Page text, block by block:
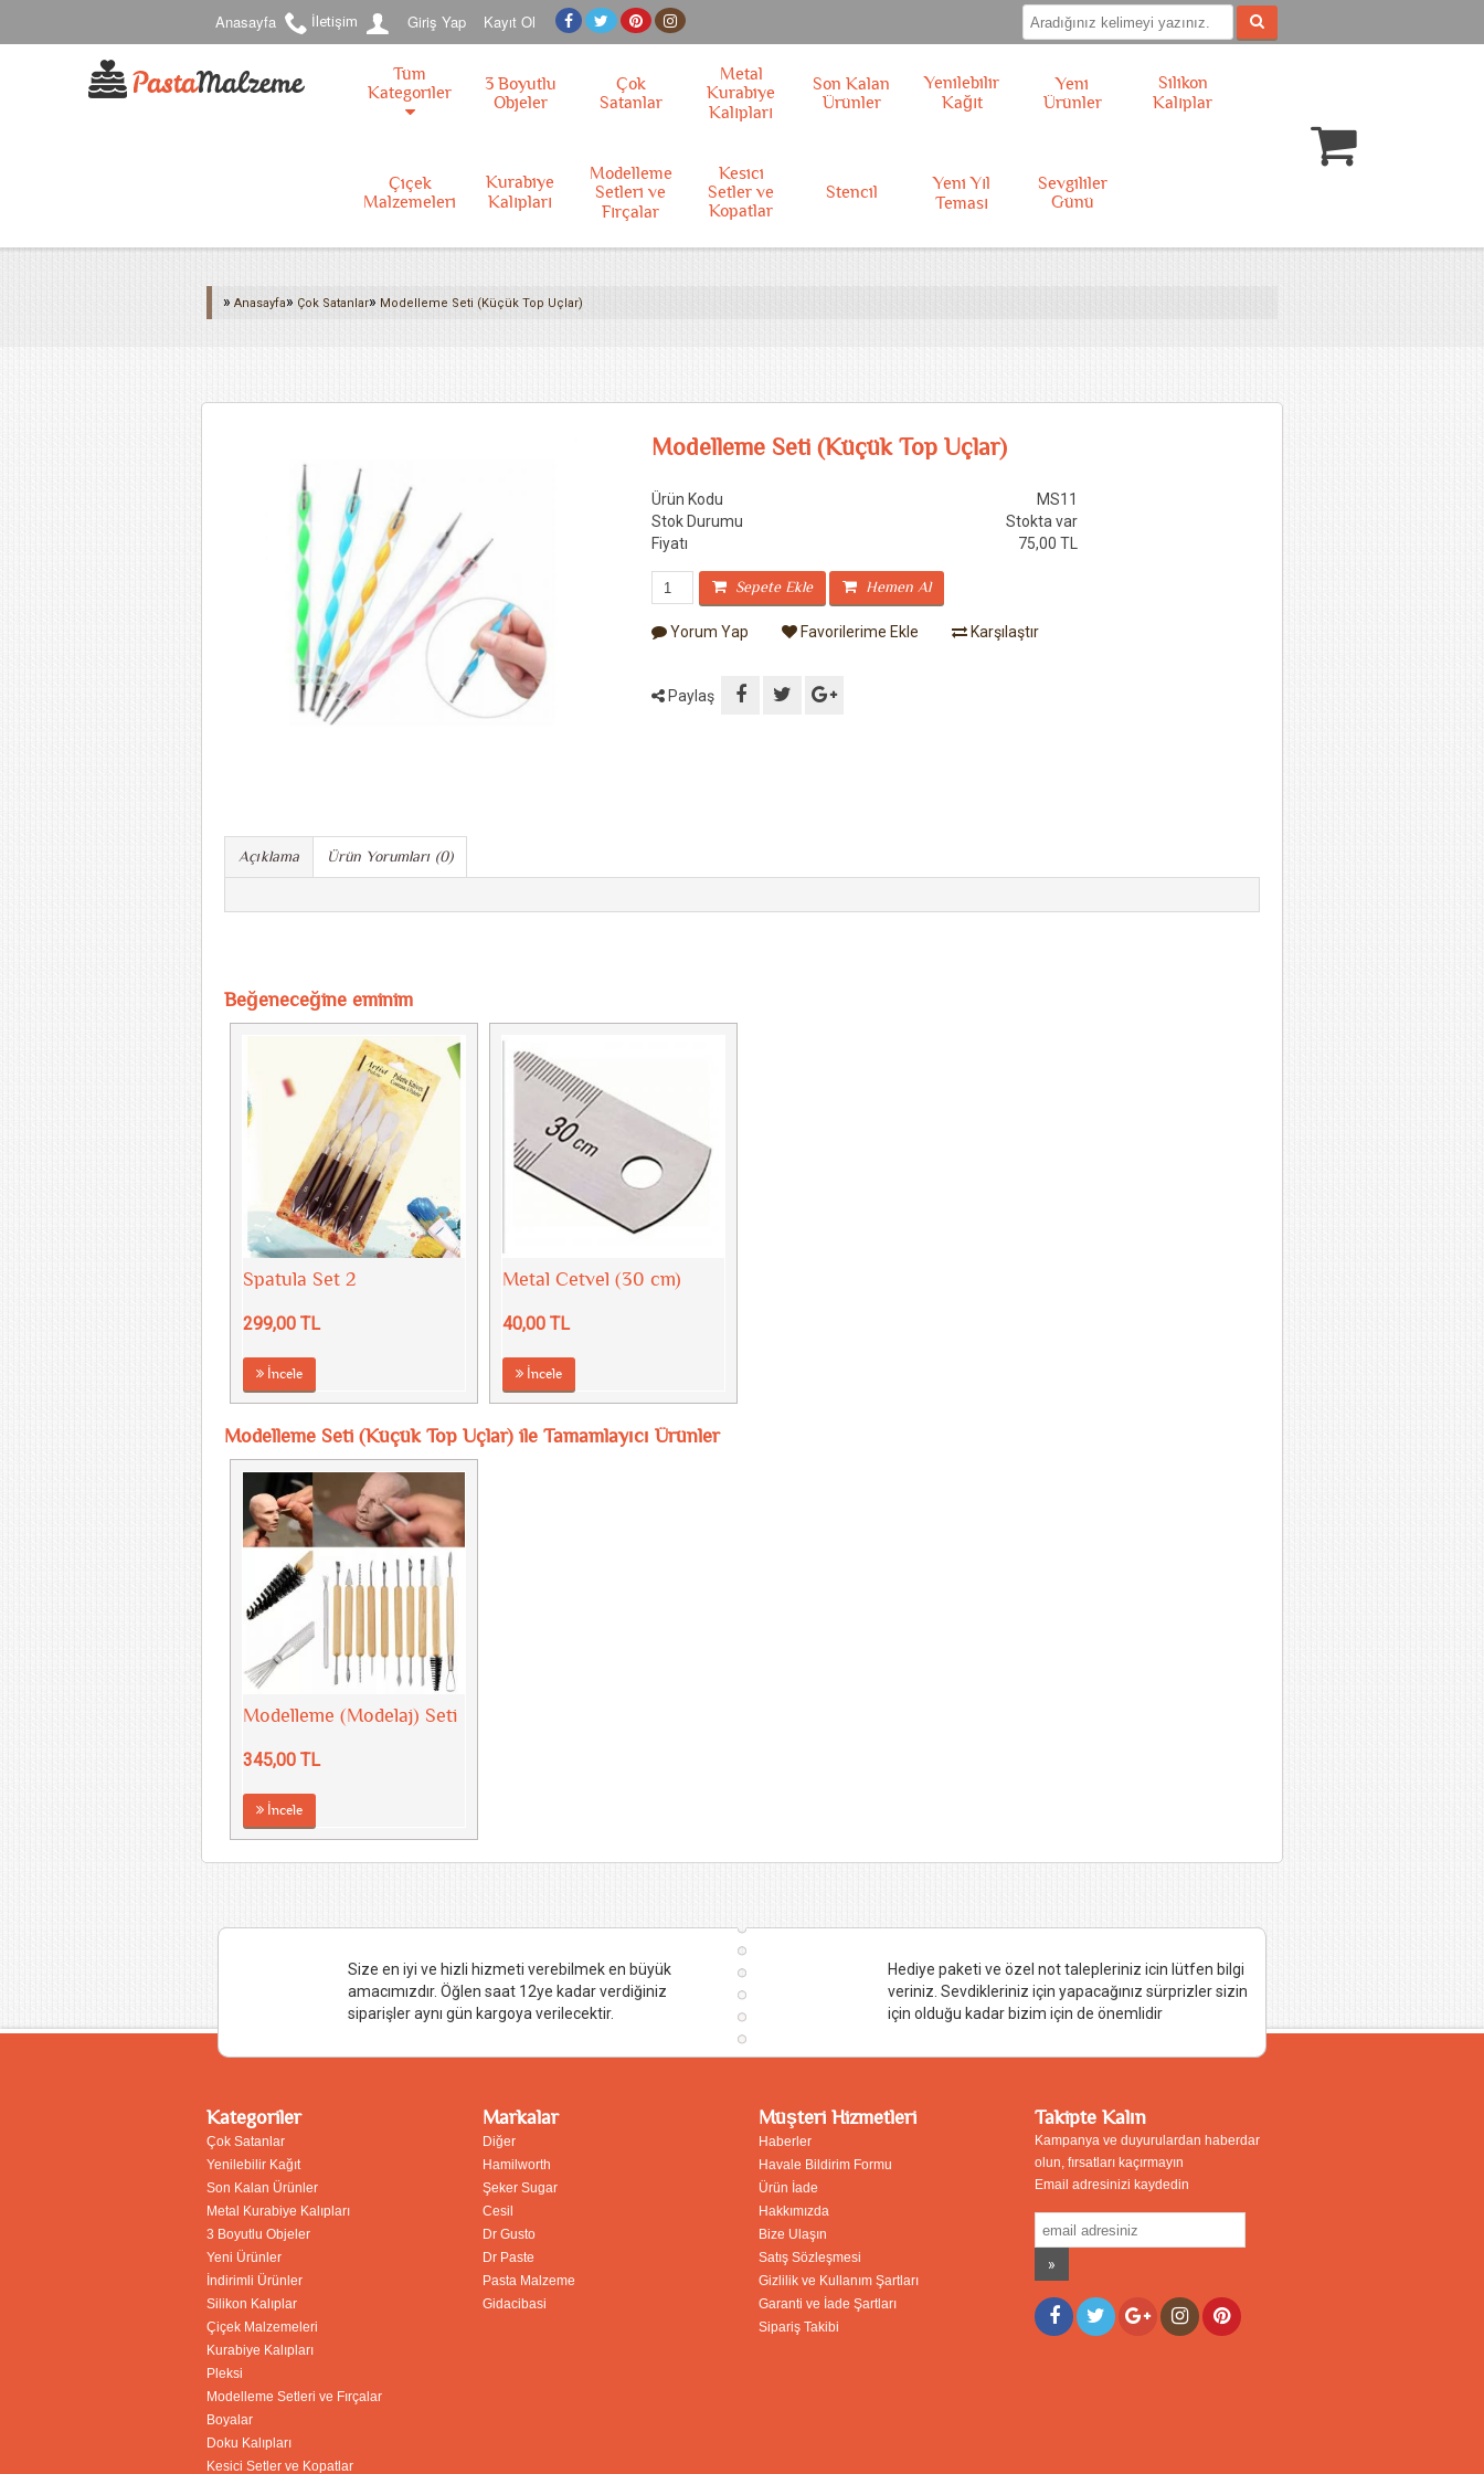
Anasayfa İletişim Giriş Yap Kayıt Ol
Tüm
Kategoriler
3 Boyutlu
Objeler
Çok
Satanlar
Metal
Kurabiye
Kalıpları
Son Kalan
Ürünler
Yenilebilir
Kağıt
Yeni
Ürünler
Silikon
Kalıplar
Çiçek
Malzemeleri
Kurabiye
Kalıpları
Modelleme
Setleri ve
Fırçalar
Kesici
Setler ve
Kopatlar
Stencil
Yeni Yıl
Teması
Sevgililer
Günü
» Anasayfa» Çok Satanlar» Modelleme Seti (Küçük Top Uçlar)
Modelleme Seti (Küçük Top Uçlar)
Ürün Kodu
MS11
Stok Durumu
Stokta var
Fiyatı
75,00 TL
Sepete Ekle Hemen Al
Yorum Yap Favorilerime Ekle Karşılaştır
Paylaş
Açıklama Ürün Yorumları (0)
Beğeneceğine eminim
Spatula Set 2
299,00 TL
İncele
Metal Cetvel (30 cm)
40,00 TL
İncele
Modelleme Seti (Küçük Top Uçlar) ile Tamamlayıcı Ürünler
Modelleme (Modelaj) Seti
345,00 TL
İncele
Size en iyi ve hizli hizmeti verebilmek en büyük
amacımızdır. Öğlen saat 12ye kadar verdiğiniz
siparişler aynı gün kargoya verilecektir.
Hediye paketi ve özel not talepleriniz icin lütfen bilgi
veriniz. Sevdikleriniz için yapacağınız sürprizler sizin
için olduğu kadar bizim için de önemlidir
Kategoriler
Çok Satanlar
Yenilebilir Kağıt
Son Kalan Ürünler
Metal Kurabiye Kalıpları
3 Boyutlu Objeler
Yeni Ürünler
İndirimli Ürünler
Silikon Kalıplar
Çiçek Malzemeleri
Kurabiye Kalıpları
Pleksi
Modelleme Setleri ve Fırçalar
Boyalar
Doku Kalıpları
Kesici Setler ve Kopatlar
Markalar
Diğer
Hamilworth
Şeker Sugar
Cesil
Dr Gusto
Dr Paste
Pasta Malzeme
Gidacibasi
Müşteri Hizmetleri
Haberler
Havale Bildirim Formu
Ürün İade
Hakkımızda
Bize Ulaşın
Satış Sözleşmesi
Gizlilik ve Kullanım Şartları
Garanti ve İade Şartları
Sipariş Takibi
Takipte Kalın
Kampanya ve duyurulardan haberdar
olun, fırsatları kaçırmayın
Email adresinizi kaydedin